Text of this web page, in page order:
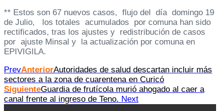
** Estos son 67 nuevos casos, flujo del día domingo 19
de Julio, los totales acumulados por comuna han sido
rectificados, tras los ajustes y redistribución de casos
por ajuste Minsal y la actualización por comuna en
EPIVIGILA.
PrevAnteriorAutoridades de salud descartan incluir más
sectores a la zona de cuarentena en Curicó
SiguienteGuardia de frutícola murió ahogado al caer a
canal frente al ingreso de Teno. Next